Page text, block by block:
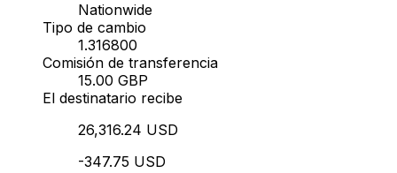
Nationwide
Tipo de cambio
1.316800
Comisión de transferencia
15.00 GBP
El destinatario recibe
26,316.24 USD
-347.75 USD